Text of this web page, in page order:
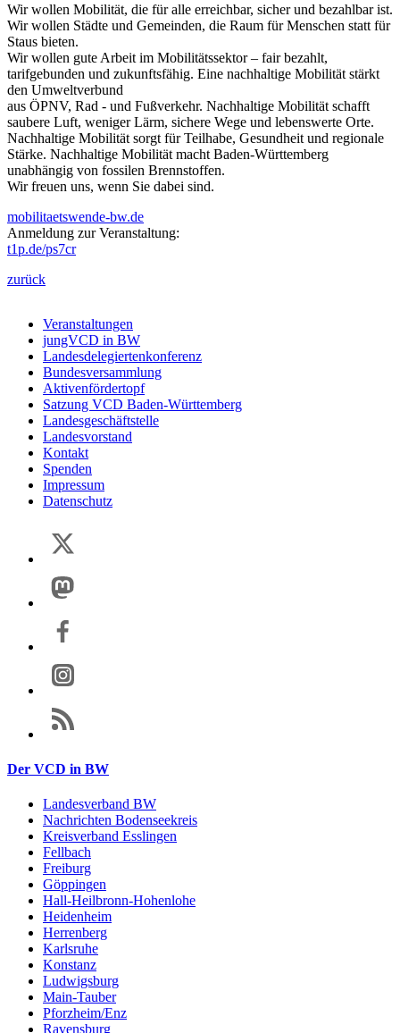
Wir wollen Mobilität, die für alle erreichbar, sicher und bezahlbar ist.
Wir wollen Städte und Gemeinden, die Raum für Menschen statt für
Staus bieten.
Wir wollen gute Arbeit im Mobilitätssektor – fair bezahlt,
tarifgebunden und zukunftsfähig. Eine nachhaltige Mobilität stärkt
den Umweltverbund
aus ÖPNV, Rad - und Fußverkehr. Nachhaltige Mobilität schafft
saubere Luft, weniger Lärm, sichere Wege und lebenswerte Orte.
Nachhaltige Mobilität sorgt für Teilhabe, Gesundheit und regionale
Stärke. Nachhaltige Mobilität macht Baden-Württemberg
unabhängig von fossilen Brennstoffen.
Wir freuen uns, wenn Sie dabei sind.
mobilitaetswende-bw.de
Anmeldung zur Veranstaltung:
t1p.de/ps7cr
zurück
Veranstaltungen
jungVCD in BW
Landesdelegiertenkonferenz
Bundesversammlung
Aktivenfördertopf
Satzung VCD Baden-Württemberg
Landesgeschäftstelle
Landesvorstand
Kontakt
Spenden
Impressum
Datenschutz
Der VCD in BW
Landesverband BW
Nachrichten Bodenseekreis
Kreisverband Esslingen
Fellbach
Freiburg
Göppingen
Hall-Heilbronn-Hohenlohe
Heidenheim
Herrenberg
Karlsruhe
Konstanz
Ludwigsburg
Main-Tauber
Pforzheim/Enz
Ravensburg